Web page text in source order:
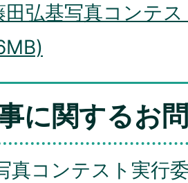
田弘基写真コンテ
に関するお
真コンテスト実行